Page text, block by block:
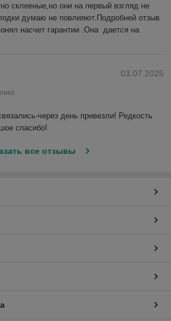
склееные,но они на первый взгляд не
думаю не повлияют.Подробней отзыв
насчет гарантии .Она  дается на
03.07.2025
через день привезли! Редкость
спасибо!
все отзывы